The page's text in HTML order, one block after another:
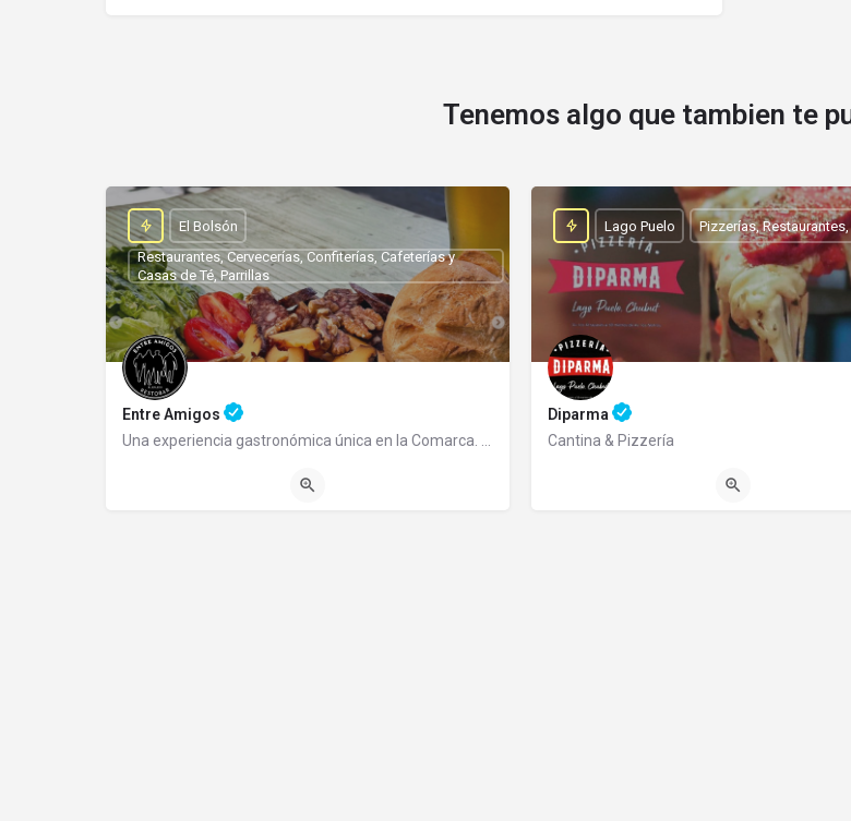
Tenemos algo que tambien te
Entre Amigos
Una experiencia gastronómica única en la Comarca. Cocina abierta todo el día.
El Bolsón
Restaurantes, Cervecerías, Confiterías, Cafeterías y
Casas de Té, Parrillas
Diparma
Cantina & Pizzería
Lago Puelo Pizzerías,